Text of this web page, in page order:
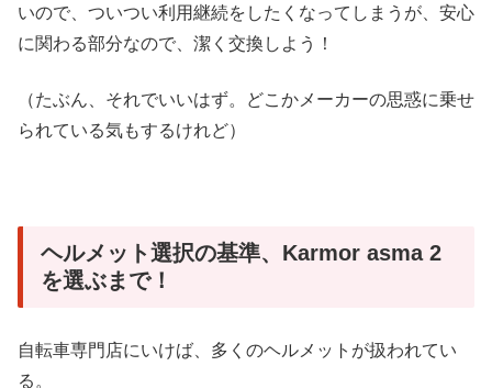
いので、ついつい利用継続をしたくなってしまうが、安心
に関わる部分なので、潔く交換しよう！
（たぶん、それでいいはず。どこかメーカーの思惑に乗せ
られている気もするけれど）
ヘルメット選択の基準、Karmor asma 2
を選ぶまで！
自転車専門店にいけば、多くのヘルメットが扱われてい
る。